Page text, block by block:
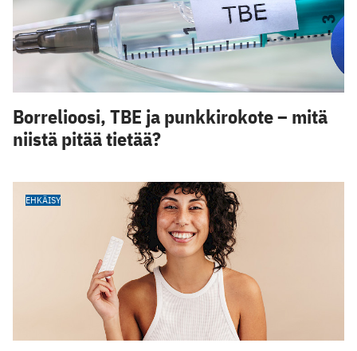
Borrelioosi, TBE ja punkkirokote – mitä
niistä pitää tietää?
EHKÄISY